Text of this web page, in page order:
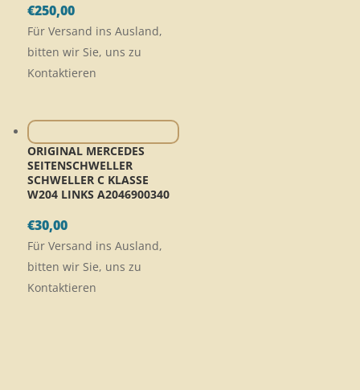
€250,00
Für Versand ins Ausland,
bitten wir Sie, uns zu
Kontaktieren
ORIGINAL MERCEDES
SEITENSCHWELLER
SCHWELLER C KLASSE
W204 LINKS A2046900340
€30,00
Für Versand ins Ausland,
bitten wir Sie, uns zu
Kontaktieren